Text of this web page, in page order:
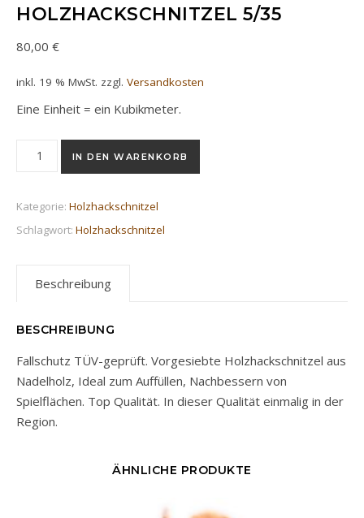
HOLZHACKSCHNITZEL 5/35
80,00 €
inkl. 19 % MwSt. zzgl. Versandkosten
Eine Einheit = ein Kubikmeter.
Holzhackschnitzel 5/35 Menge
IN DEN WARENKORB
Kategorie: Holzhackschnitzel
Schlagwort: Holzhackschnitzel
Beschreibung
BESCHREIBUNG
Fallschutz TÜV-geprüft. Vorgesiebte Holzhackschnitzel aus
Nadelholz, Ideal zum Auffüllen, Nachbessern von
Spielflächen. Top Qualität. In dieser Qualität einmalig in der
Region.
ÄHNLICHE PRODUKTE